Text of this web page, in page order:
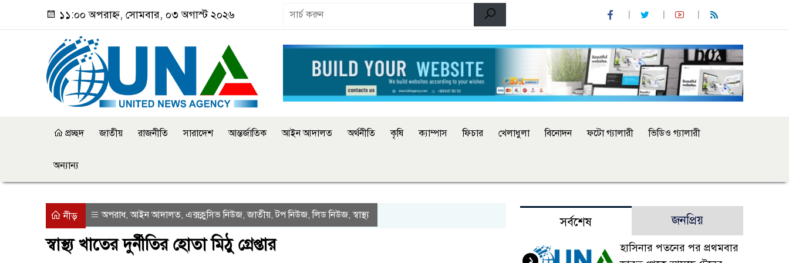
১১:০০ অপরাহ্ন, সোমবার, ০৩ অগাস্ট ২০২৬
প্রচ্ছদ জাতীয় রাজনীতি সারাদেশ আন্তর্জাতিক আইন আদালত অর্থনীতি কৃষি ক্যাম্পাস ফিচার খেলাধুলা বিনোদন ফটো গ্যালারী ভিডিও গ্যালারী
অন্যান্য
নীড় অপরাধ,আইন আদালত এক্সক্লুসিভ নিউজ ,জাতীয় ,টপ নিউজ ,লিড নিউজ ,স্বাস্থ্য
স্বাস্থ্য খাতের দুর্নীতির হোতা মিঠু গ্রেপ্তার
সর্বশেষ জনপ্রিয়
হাসিনার পতনের পর প্রথমবার
১